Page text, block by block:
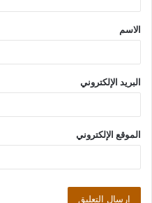
ق
*
الاسم
البريد الإلكتروني
الموقع الإلكتروني